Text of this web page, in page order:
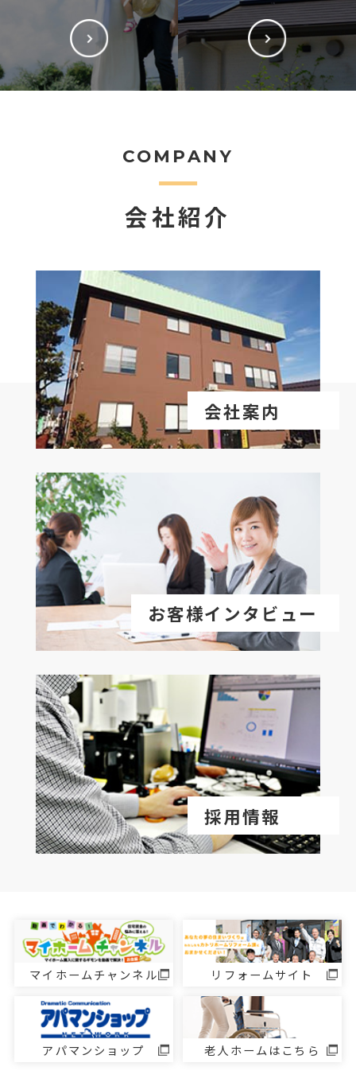
COMPANY
会社紹介
会社案内
お客様インタビュー
採用情報
マイホームチャンネル リフォームサイト
アパマンショップ 老人ホームはこちら